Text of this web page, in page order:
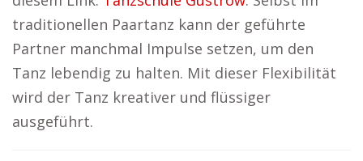
traditionellen Paartanz kann der geführte
Partner manchmal Impulse setzen, um den
Tanz lebendig zu halten. Mit dieser Flexibilität
wird der Tanz kreativer und flüssiger
ausgeführt.